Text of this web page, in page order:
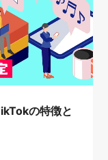
の特徴と